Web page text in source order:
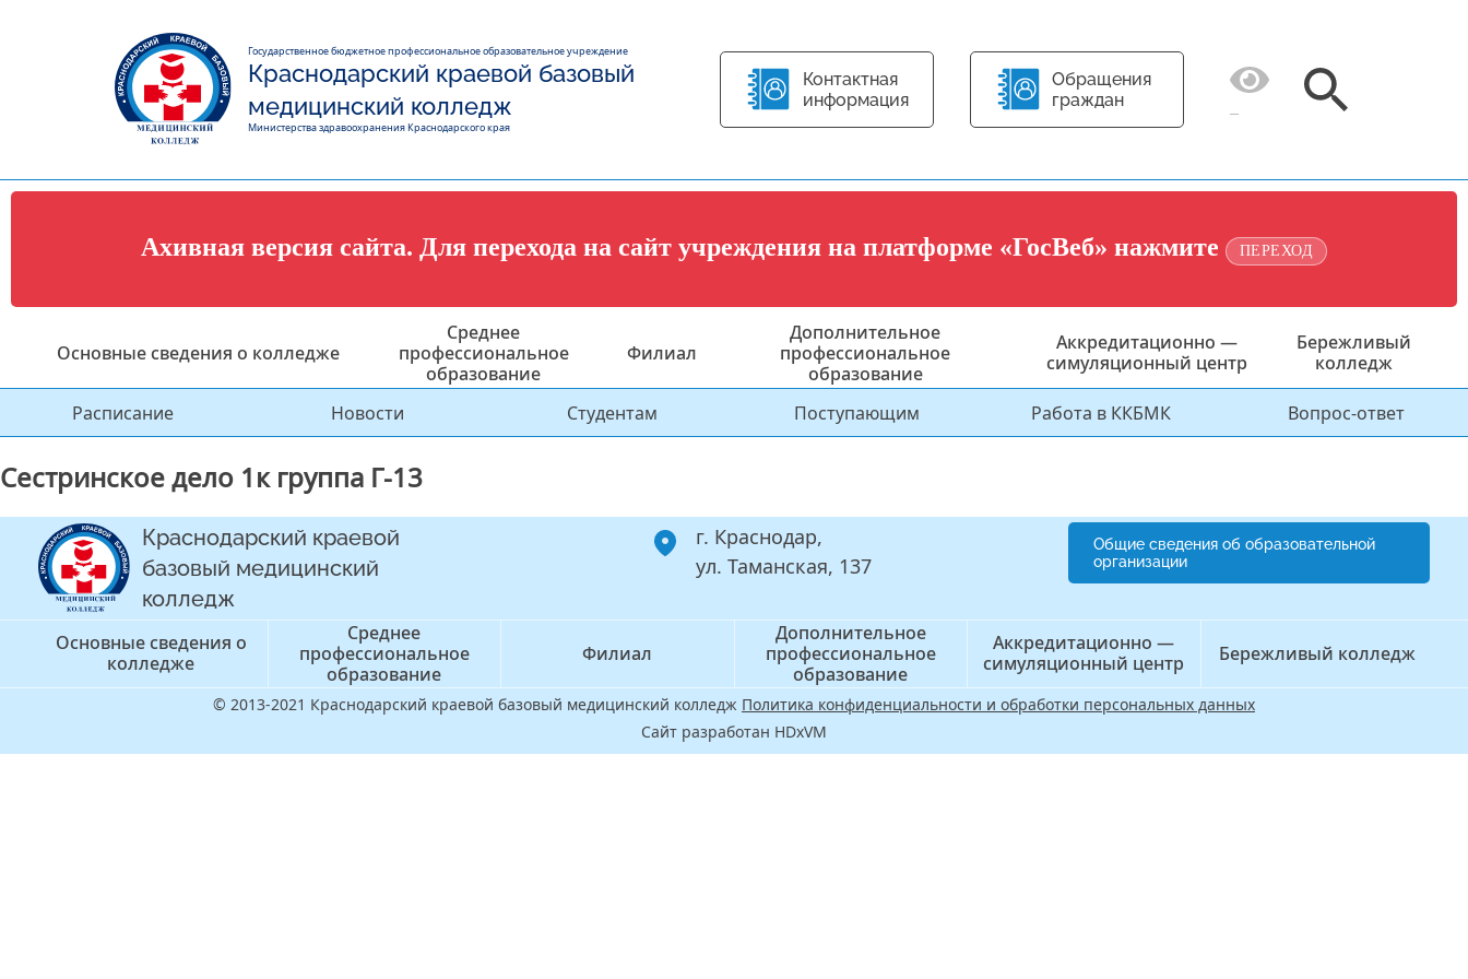
Государственное бюджетное профессиональное образовательное учреждение
Краснодарский краевой базовый
медицинский колледж
Министерства здравоохранения Краснодарского края
Контактная
информация
Обращения
граждан
Ахивная версия сайта. Для перехода на сайт учреждения на платформе «ГосВеб» нажмите ПЕРЕХОД
Основные сведения о колледже
Среднее
профессиональное
образование
Филиал
Дополнительное
профессиональное
образование
Аккредитационно —
симуляционный центр
Бережливый
колледж
Расписание Новости Студентам Поступающим Работа в ККБМК Вопрос-ответ
Сестринское дело 1к группа Г-13
Краснодарский краевой
базовый медицинский
колледж
г. Краснодар,
ул. Таманская, 137
Общие сведения об образовательной
организации
Основные сведения о
колледже
Среднее
профессиональное
образование
Филиал
Дополнительное
профессиональное
образование
Аккредитационно —
симуляционный центр
Бережливый колледж
© 2013-2021 Краснодарский краевой базовый медицинский колледж Политика конфиденциальности и обработки персональных данных
Сайт разработан HDxVM